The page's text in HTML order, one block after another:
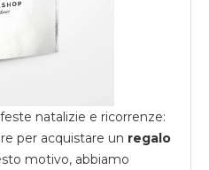
natalizie e ricorrenze:
per acquistare un regalo
motivo, abbiamo